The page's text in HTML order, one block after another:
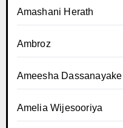
Amashani Herath
Ambroz
Ameesha Dassanayake
Amelia Wijesooriya